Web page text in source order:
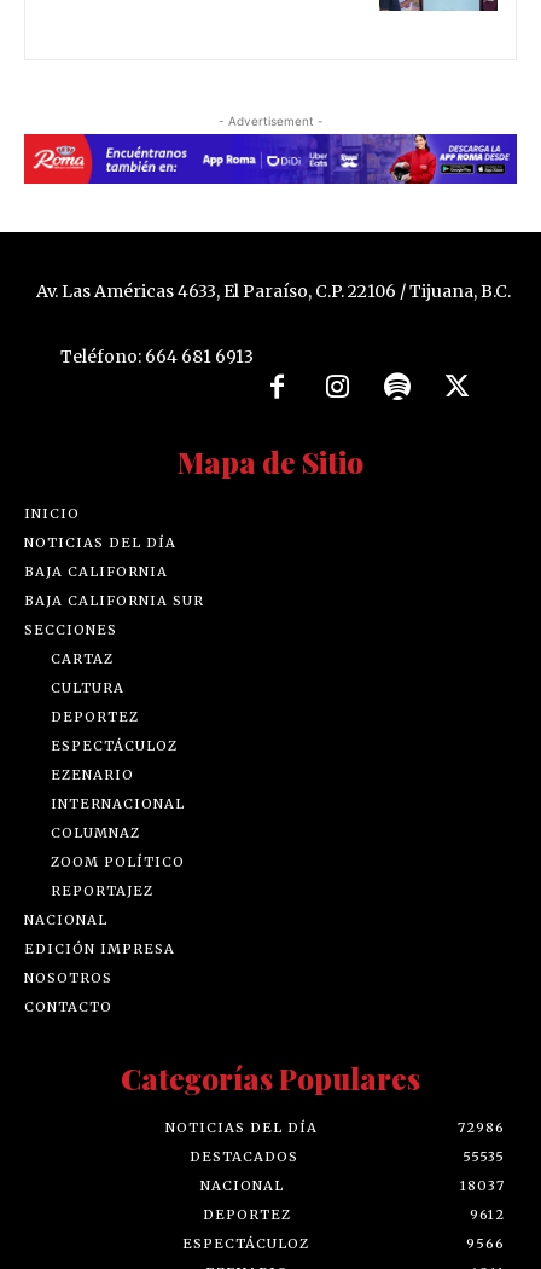
- Advertisement -
Av. Las Américas 4633, El Paraíso, C.P. 22106 / Tijuana, B.C.
Teléfono: 664 681 6913
Mapa de Sitio
INICIO
NOTICIAS DEL DÍA
BAJA CALIFORNIA
BAJA CALIFORNIA SUR
SECCIONES
CARTAZ
CULTURA
DEPORTEZ
ESPECTÁCULOZ
EZENARIO
INTERNACIONAL
COLUMNAZ
ZOOM POLÍTICO
REPORTAJEZ
NACIONAL
EDICIÓN IMPRESA
NOSOTROS
CONTACTO
Categorías Populares
NOTICIAS DEL DÍA
72986
DESTACADOS
55535
NACIONAL
18037
DEPORTEZ
9612
ESPECTÁCULOZ
9566